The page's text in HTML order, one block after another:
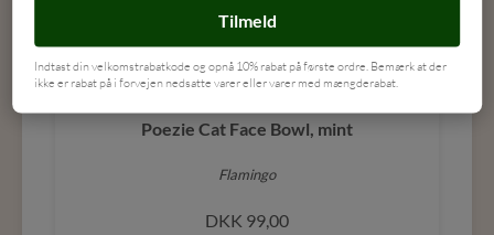
Poezie Cat Face Bowl, mint
Flamingo
DKK 99,00
Tilmeld
Indtast din velkomstrabatkode og opnå 10% rabat på første ordre. Bemærk at der
ikke er rabat på i forvejen nedsatte varer eller varer med mængderabat.